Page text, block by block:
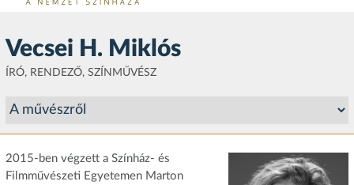
Vecsei H. Miklós
ÍRÓ, RENDEZŐ, SZÍNMŰVÉSZ
2015-ben végzett a Színház- és
Filmművészeti Egyetemen Marton